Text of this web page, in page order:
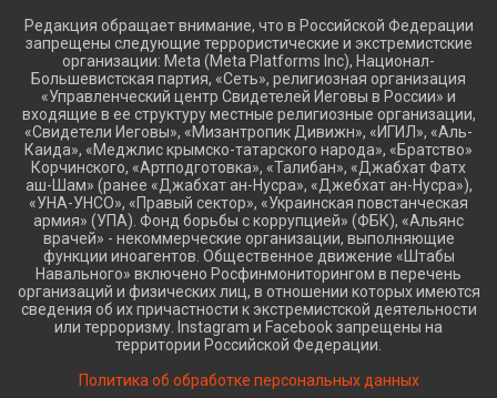
Редакция обращает внимание, что в Российской Федерации
запрещены следующие террористические и экстремистские
организации: Meta (Meta Platforms Inc), Национал-
Большевистская партия, «Сеть», религиозная организация
«Управленческий центр Свидетелей Иеговы в России» и
входящие в ее структуру местные религиозные организации,
«Свидетели Иеговы», «Мизантропик Дивижн», «ИГИЛ», «Аль-
Каида», «Меджлис крымско-татарского народа», «Братство»
Корчинского, «Артподготовка», «Талибан», «Джабхат Фатх
аш-Шам» (ранее «Джабхат ан-Нусра», «Джебхат ан-Нусра»),
«УНА-УНСО», «Правый сектор», «Украинская повстанческая
армия» (УПА). Фонд борьбы с коррупцией» (ФБК), «Альянс
врачей» - некоммерческие организации, выполняющие
функции иноагентов. Общественное движение «Штабы
Навального» включено Росфинмониторингом в перечень
организаций и физических лиц, в отношении которых имеются
сведения об их причастности к экстремистской деятельности
или терроризму. Instagram и Facebook запрещены на
территории Российской Федерации.
Политика об обработке персональных данных